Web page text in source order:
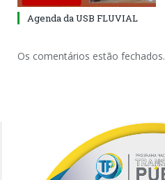
Agenda da USB FLUVIAL
Os comentários estão fechados.